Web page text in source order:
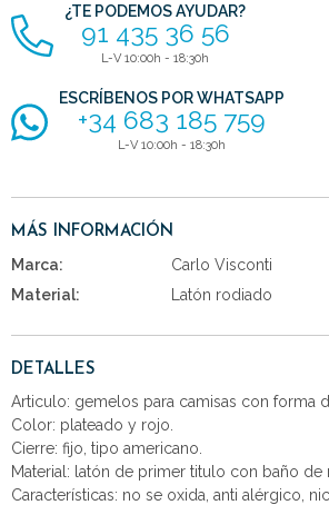
¿TE PODEMOS AYUDAR?
91 435 36 56
L-V 10:00h - 18:30h
ESCRÍBENOS POR WHATSAPP
+34 683 185 759
L-V 10:00h - 18:30h
MÁS INFORMACIÓN
Marca:
Carlo Visconti
Material:
Latón rodiado
DETALLES
Articulo: gemelos para camisas con forma
Color: plateado y rojo.
Cierre: fijo, tipo americano.
Material: latón de primer titulo con baño de
Características: no se oxida, anti alérgico,